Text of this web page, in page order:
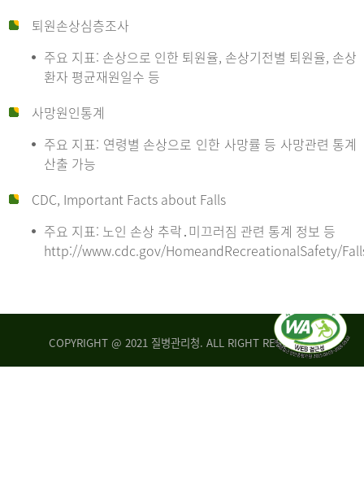
퇴원손상심층조사
주요 지표: 손상으로 인한 퇴원율, 손상기전별 퇴원율, 손상
환자 평균재원일수 등
사망원인통계
주요 지표: 연령별 손상으로 인한 사망률 등 사망관련 통계
산출 가능
CDC, Important Facts about Falls
주요 지표: 노인 손상 추락․미끄러짐 관련 통계 정보 등
http://www.cdc.gov/HomeandRecreationalSafety/
COPYRIGHT @ 2021 질병관리청. ALL RIGHT RESERVED